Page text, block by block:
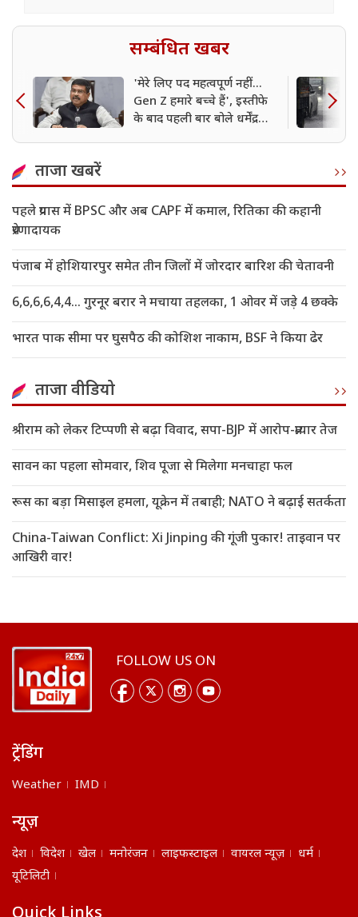
सम्बंधित खबर
'मेरे लिए पद महत्वपूर्ण नहीं...
Gen Z हमारे बच्चे हैं', इस्तीफे
के बाद पहली बार बोले धर्मेंद्र
ताजा खबरें
पहले प्रयास में BPSC और अब CAPF में कमाल, रितिका की कहानी
प्रेरणादायक
पंजाब में होशियारपुर समेत तीन जिलों में जोरदार बारिश की चेतावनी
6,6,6,6,4,4... गुरनूर बरार ने मचाया तहलका, 1 ओवर में जड़े 4 छक्के
भारत पाक सीमा पर घुसपैठ की कोशिश नाकाम, BSF ने किया ढेर
ताजा वीडियो
श्रीराम को लेकर टिप्पणी से बढ़ा विवाद, सपा-BJP में आरोप-प्रत्यार तेज
सावन का पहला सोमवार, शिव पूजा से मिलेगा मनचाहा फल
रूस का बड़ा मिसाइल हमला, यूक्रेन में तबाही; NATO ने बढ़ाई सतर्कता
China-Taiwan Conflict: Xi Jinping की गूंजी पुकार! ताइवान पर
आखिरी वार!
FOLLOW US ON
ट्रेंडिंग
Weather IMD
न्यूज़
देश विदेश खेल मनोरंजन लाइफस्टाइल वायरल न्यूज़
धर्म
यूटिलिटी